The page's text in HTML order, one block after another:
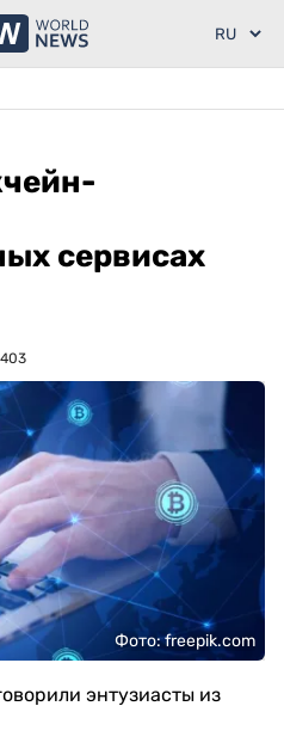
сервисах
Фото: freepik.com
энтузиасты из